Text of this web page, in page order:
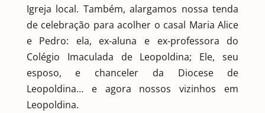
Igreja local. Também, alargamos nossa tenda
de celebração para acolher o casal Maria Alice
e Pedro: ela, ex-aluna e ex-professora do
Colégio Imaculada de Leopoldina; Ele, seu
esposo, e chanceler da Diocese de
Leopoldina… e agora nossos vizinhos em
Leopoldina.